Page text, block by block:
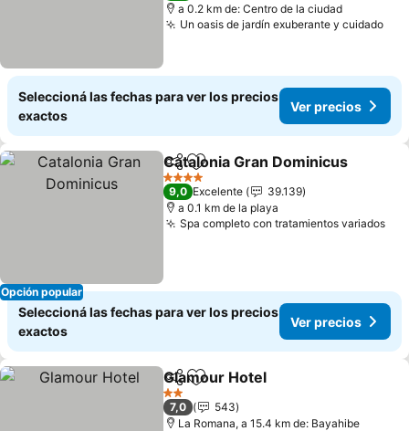
a 0.2 km de: Centro de la ciudad
Un oasis de jardín exuberante y cuidado
Seleccioná las fechas para ver los precios
exactos
Ver precios
Opción popular
CompartirAñadir a favoritos
Catalonia Gran Dominicus
4 Estrellas
9,0 Excelente
39.139
a 0.1 km de la playa
Spa completo con tratamientos variados
Seleccioná las fechas para ver los precios
exactos
Ver precios
CompartirAñadir a favoritos
Glamour Hotel
2 Estrellas
7,0
543
La Romana, a 15.4 km de: Bayahibe